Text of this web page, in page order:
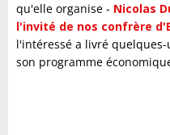
qu'elle organise - Nicolas
l'invité de nos confrère
l'intéressé a livré
son programme